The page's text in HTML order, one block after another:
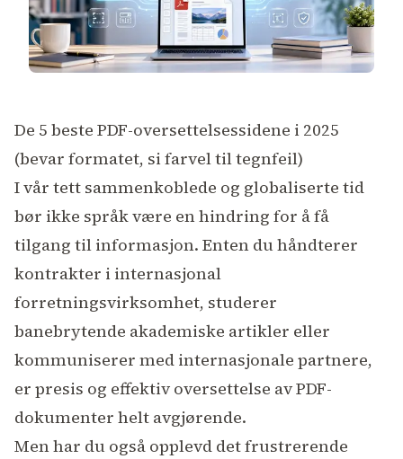
De 5 beste PDF-oversettelsessidene i 2025
(bevar formatet, si farvel til tegnfeil)
I vår tett sammenkoblede og globaliserte tid
bør ikke språk være en hindring for å få
tilgang til informasjon. Enten du håndterer
kontrakter i internasjonal
forretningsvirksomhet, studerer
banebrytende akademiske artikler eller
kommuniserer med internasjonale partnere,
er presis og effektiv oversettelse av PDF-
dokumenter helt avgjørende.
Men har du også opplevd det frustrerende